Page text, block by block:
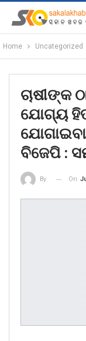
Home Uncategorized
ଚାଷୀଙ୍କ
ଯୋଗ୍ୟ
ବିଜେପି :
By On